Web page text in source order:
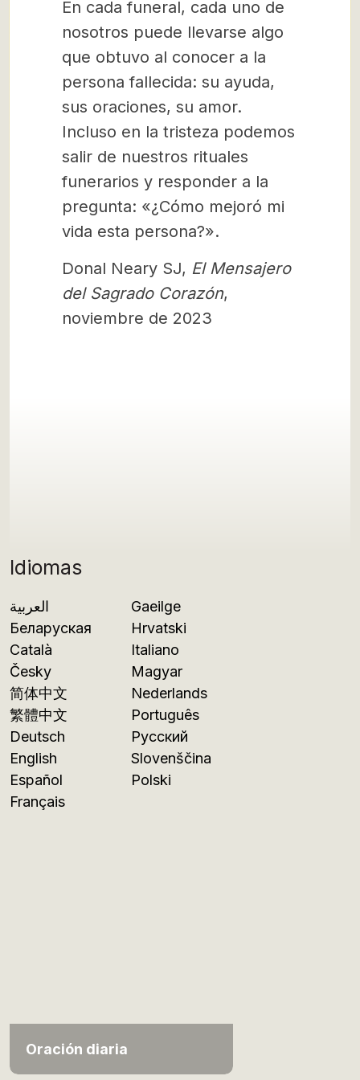
Idiomas
العربية
Беларуская
Català
Česky
简体中文
繁體中文
Deutsch
English
Español
Français
Gaeilge
Hrvatski
Italiano
Magyar
Nederlands
Português
Русский
Slovenščina
Polski
Oración diaria
En cada funeral, cada uno de
nosotros puede llevarse algo
que obtuvo al conocer a la
persona fallecida: su ayuda,
sus oraciones, su amor.
Incluso en la tristeza podemos
salir de nuestros rituales
funerarios y responder a la
pregunta: «¿Cómo mejoró mi
vida esta persona?».
Donal Neary SJ, El Mensajero
del Sagrado Corazón,
noviembre de 2023